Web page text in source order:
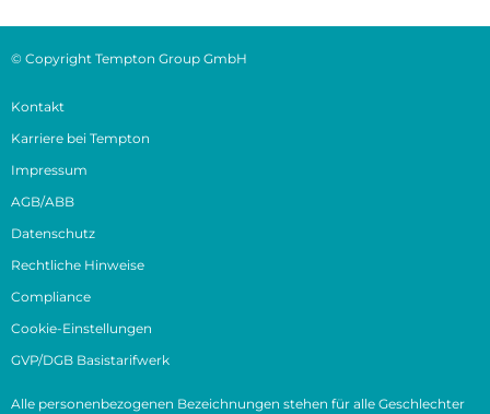
© Copyright Tempton Group GmbH
Kontakt
Karriere bei Tempton
Impressum
AGB/ABB
Datenschutz
Rechtliche Hinweise
Compliance
Cookie-Einstellungen
GVP/DGB Basistarifwerk
Alle personenbezogenen Bezeichnungen stehen für alle Geschlechter